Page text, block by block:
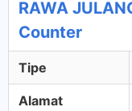
RAWA
Counter
Tipe
Alamat